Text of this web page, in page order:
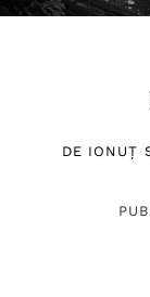
DE IONUȚ